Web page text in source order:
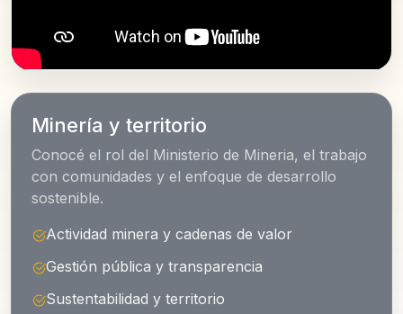
Minería y territorio
Conocé el rol del Ministerio de Mineria, el trabajo
con comunidades y el enfoque de desarrollo
sostenible.
Actividad minera y cadenas de valor
Gestión pública y transparencia
Sustentabilidad y territorio